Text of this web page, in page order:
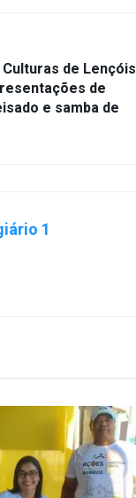
de Lençóis
de
e samba de
1